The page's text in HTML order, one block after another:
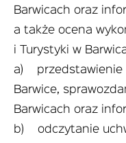
Barwicach oraz
a także ocena
i Turystyki w
a) przedstawienie
Barwice,
Barwicach oraz
b) odczytanie